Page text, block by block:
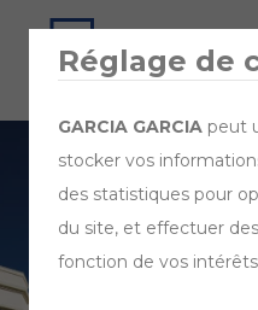
Réglage de
GARCIA GARCIA peut
stocker vos
des statistiques pour
du site, et effectuer
fonction de vos